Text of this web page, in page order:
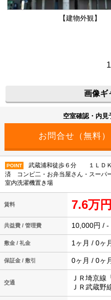
【建物外観】
画像ギ
空室確認・内見
POINT
武蔵浦和徒歩６分 １ＬＤ
済 コンビ二・お弁当屋さん・スー
室内洗濯機置き場
賃料 7.6万円
共益費 / 管理費 10,000円 / -
敷金 / 礼金 1ヶ月 / 0ヶ
保証金 / 敷引 0ヶ月 / 0ヶ
交通
ＪＲ埼京線
ＪＲ武蔵野